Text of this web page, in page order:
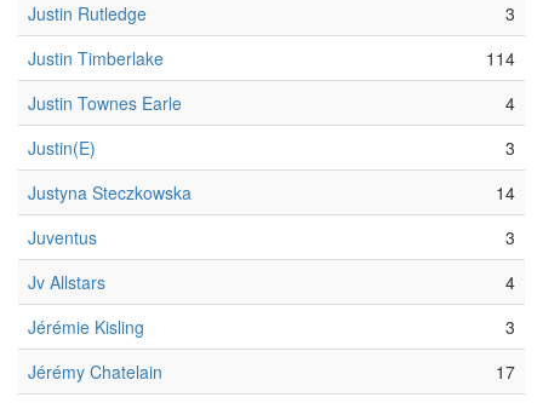
Justin Rutledge
3
Justin Timberlake
114
Justin Townes Earle
4
Justin(E)
3
Justyna Steczkowska
14
Juventus
3
Jv Allstars
4
Jérémie Kisling
3
Jérémy Chatelain
17